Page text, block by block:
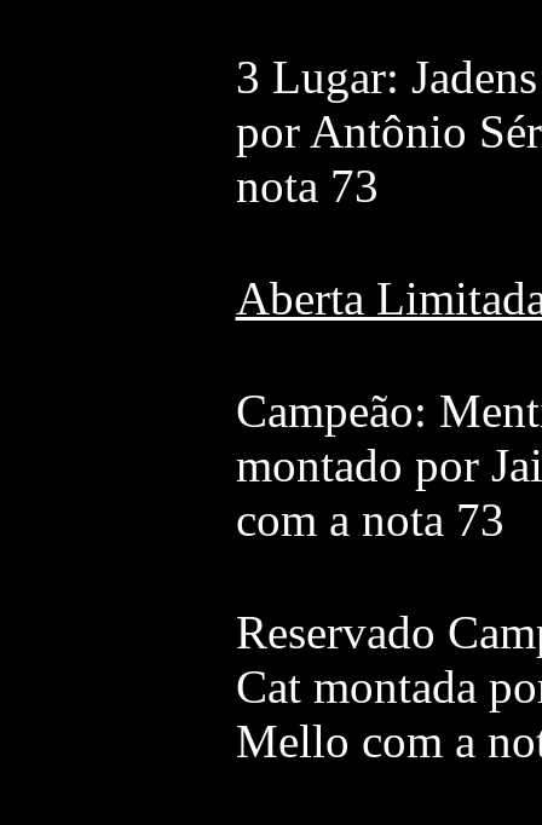
3 Lugar:
por Antônio
nota 73
Aberta
Campeão:
montado por
com a nota 73
Reservado
Cat montada
Mello com a